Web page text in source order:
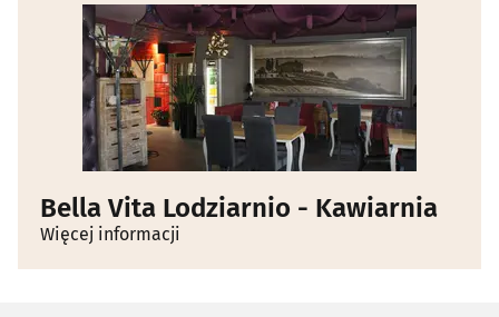
Bella Vita Lodziarnio - Kawiarnia
Więcej informacji